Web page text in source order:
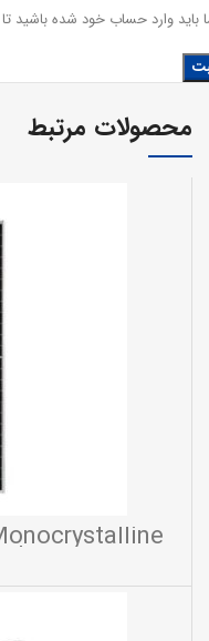
باید وارد حساب خود شده باشید تا
محصولات مرتبط